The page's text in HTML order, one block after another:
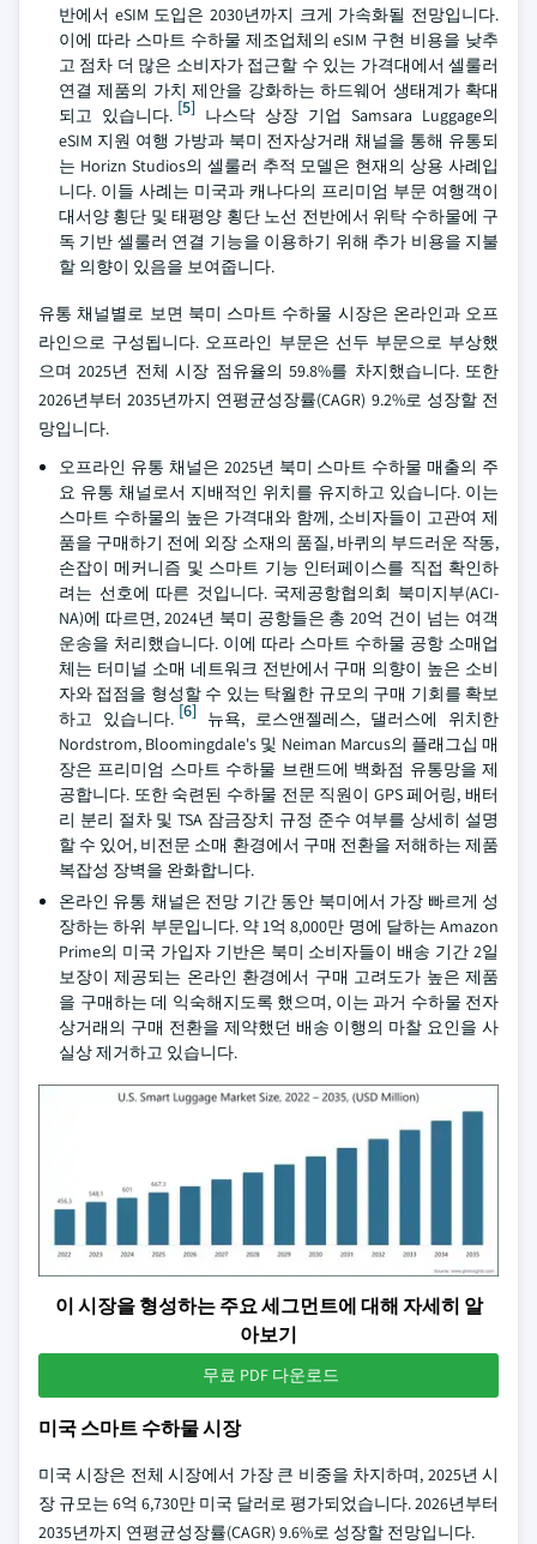
반에서 eSIM 도입은 2030년까지 크게 가속화될 전망입니다.
이에 따라 스마트 수하물 제조업체의 eSIM 구현 비용을 낮추
고 점차 더 많은 소비자가 접근할 수 있는 가격대에서 셀룰러
연결 제품의 가치 제안을 강화하는 하드웨어 생태계가 확대
되고 있습니다. [5] 나스닥 상장 기업 Samsara Luggage의
eSIM 지원 여행 가방과 북미 전자상거래 채널을 통해 유통되
는 Horizn Studios의 셀룰러 추적 모델은 현재의 상용 사례입
니다. 이들 사례는 미국과 캐나다의 프리미엄 부문 여행객이
대서양 횡단 및 태평양 횡단 노선 전반에서 위탁 수하물에 구
독 기반 셀룰러 연결 기능을 이용하기 위해 추가 비용을 지불
할 의향이 있음을 보여줍니다.
유통 채널별로 보면 북미 스마트 수하물 시장은 온라인과 오프
라인으로 구성됩니다. 오프라인 부문은 선두 부문으로 부상했
으며 2025년 전체 시장 점유율의 59.8%를 차지했습니다. 또한
2026년부터 2035년까지 연평균성장률(CAGR) 9.2%로 성장할 전
망입니다.
오프라인 유통 채널은 2025년 북미 스마트 수하물 매출의 주
요 유통 채널로서 지배적인 위치를 유지하고 있습니다. 이는
스마트 수하물의 높은 가격대와 함께, 소비자들이 고관여 제
품을 구매하기 전에 외장 소재의 품질, 바퀴의 부드러운 작동,
손잡이 메커니즘 및 스마트 기능 인터페이스를 직접 확인하
려는 선호에 따른 것입니다. 국제공항협의회 북미지부(ACI-
NA)에 따르면, 2024년 북미 공항들은 총 20억 건이 넘는 여객
운송을 처리했습니다. 이에 따라 스마트 수하물 공항 소매업
체는 터미널 소매 네트워크 전반에서 구매 의향이 높은 소비
자와 접점을 형성할 수 있는 탁월한 규모의 구매 기회를 확보
하고 있습니다. [6] 뉴욕, 로스앤젤레스, 댈러스에 위치한
Nordstrom, Bloomingdale's 및 Neiman Marcus의 플래그십 매
장은 프리미엄 스마트 수하물 브랜드에 백화점 유통망을 제
공합니다. 또한 숙련된 수하물 전문 직원이 GPS 페어링, 배터
리 분리 절차 및 TSA 잠금장치 규정 준수 여부를 상세히 설명
할 수 있어, 비전문 소매 환경에서 구매 전환을 저해하는 제품
복잡성 장벽을 완화합니다.
온라인 유통 채널은 전망 기간 동안 북미에서 가장 빠르게 성
장하는 하위 부문입니다. 약 1억 8,000만 명에 달하는 Amazon
Prime의 미국 가입자 기반은 북미 소비자들이 배송 기간 2일
보장이 제공되는 온라인 환경에서 구매 고려도가 높은 제품
을 구매하는 데 익숙해지도록 했으며, 이는 과거 수하물 전자
상거래의 구매 전환을 제약했던 배송 이행의 마찰 요인을 사
실상 제거하고 있습니다.
이 시장을 형성하는 주요 세그먼트에 대해 자세히 알
아보기
무료 PDF 다운로드
미국 스마트 수하물 시장
미국 시장은 전체 시장에서 가장 큰 비중을 차지하며, 2025년 시
장 규모는 6억 6,730만 미국 달러로 평가되었습니다. 2026년부터
2035년까지 연평균성장률(CAGR) 9.6%로 성장할 전망입니다.